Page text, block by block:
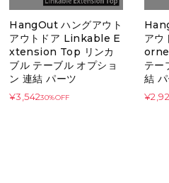
HangOut ハングアウト
アウトドア Linkable E
xtension Top リンカ
ブル テーブル オプショ
ン 連結 パーツ
¥3,54230%OFF
ア
テー
結